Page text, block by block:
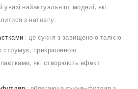
найактуальніші моделі, які
з натовпу:
: це сукня з завищеною талією
струмує, прикрашеною
які створюють ефект